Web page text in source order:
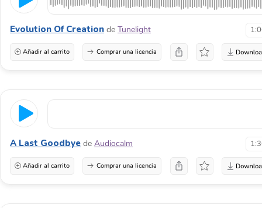
Evolution Of Creation de Tunelight
Añadir al carrito Comprar una licencia
A Last Goodbye de Audiocalm
Añadir al carrito Comprar una licencia